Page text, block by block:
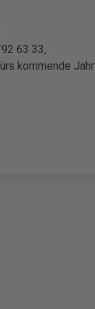
63 33,
kommende Jahr